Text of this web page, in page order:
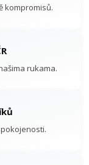
kompromisů.
rukama.